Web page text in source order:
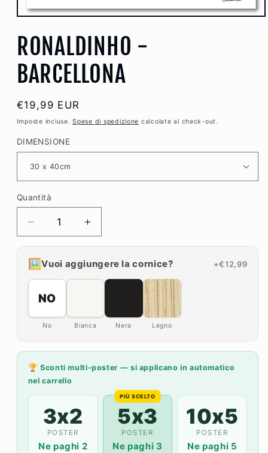
Apri
multimediali
1
in
finestra
modale
RONALDINHO -
BARCELLONA
Prezzo
di
€19,99 EUR
Imposte incluse.Spese di spedizione calcolate al check-out.
DIMENSIONE
Quantità
Diminuisci
quantità
RONALDINHO
-
BARCELLONA
Aumenta
quantità
RONALDINHO
-
BARCELLONA
🖼️Vuoi aggiungere la cornice? +€12,99
NO
No Bianca Nera Legno
🏆 Sconti multi-poster — si applicano in automatico
nel carrello
3x2
POSTER
Ne paghi 2
PIÙ SCELTO
5x3
POSTER
Ne paghi 3
10x5
POSTER
Ne paghi 5